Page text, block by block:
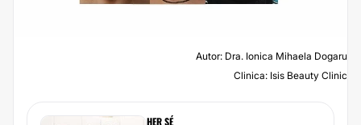
Autor: Dra. Ionica Mihaela Dogaru
Clinica: Isis Beauty Clinic
HER SÉ